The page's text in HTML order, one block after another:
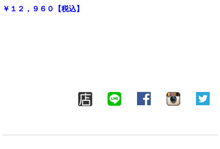
￥１２，９６０【税込】